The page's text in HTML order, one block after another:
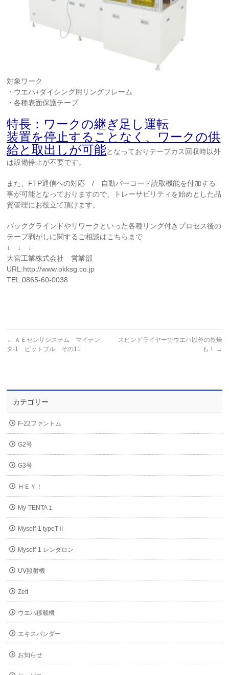
対象ワーク
・ウエハ+ダイシング用リングフレーム
・各種表面保護テープ
特長：ワークの継ぎ足し運転
装置を停止することなく、ワークの供
給と取出しが可能となっておりテープカス回収時以外
は設備停止が不要です。
また、FTP通信への対応 / 自動バーコード読取機能を付加する
事が可能となっておりますので、トレーサビリティを始めとした品
質管理にお役立て頂けます。
バックグラインドやリワークといった各種リング付きプロセス後の
テープ剥がしに関するご相談はこちらまで
↓ ↓ ↓
大宮工業株式会社 営業部
URL:http://www.okksg.co.jp
TEL:0865-60-0038
← ＡＥセンサシステム マイテン
タ-1 ピットブル その11
スピンドライヤーでウエハ以外の乾燥
も！
→
カテゴリー
F-22ファントム
G2号
G3号
ＨＥＹ！
My-TENTA１
Myself-1 typeTⅡ
Myself-1 レンダロン
UV照射機
Zett
ウエハ移載機
エキスパンダー
お知らせ